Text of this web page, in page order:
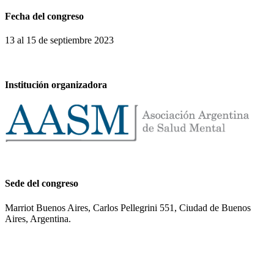
Fecha del congreso
13 al 15 de septiembre 2023
Institución organizadora
Sede del congreso
Marriot Buenos Aires, Carlos Pellegrini 551, Ciudad de Buenos
Aires, Argentina.